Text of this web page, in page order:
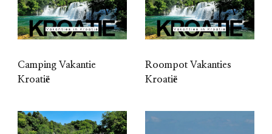
Camping Vakantie
Kroatië
Roompot Vakanties
Kroatië